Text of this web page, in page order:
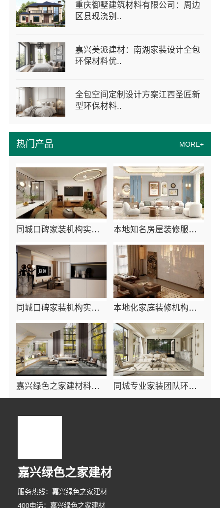
热门产品 MORE+
同城口碑家装机构实惠嘉兴绿色之家建材科技有限公司 本地知名房屋装修服务环保嘉兴绿色之家建材科技
同城口碑家装机构实惠-嘉兴绿色之家建材科技有限公司 本地化家庭装修机构翻新-嘉兴绿色之家建材科技有限公司
嘉兴绿色之家建材科技有限公司：同城口碑家装机构实惠 同城专业家装团队环保：嘉兴绿色之家建材科技有限公司的环保装修方案解析
重庆御墅建筑材料有限公司：周边
区县现浇别..
嘉兴美派建材：南湖家装设计全包
环保材料优..
全包空间定制设计方案江西圣匠新
型环保材料..
嘉兴绿色之家建材
服务热线：嘉兴绿色之家建材
400电话：嘉兴绿色之家建材